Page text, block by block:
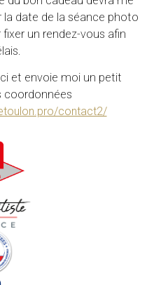
date de la séance photo
un rendez-vous afin
et envoie moi un petit
coordonnées
contact2/